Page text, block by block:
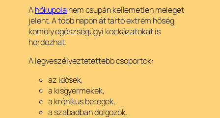
Ahőkupola nem csupán kellemetlen meleget
jelent. A több napon át tartó extrém hőség
komoly egészségügyi kockázatokat is
hordozhat.
A legveszélyeztetettebb csoportok:
az idősek,
a kisgyermekek,
a krónikus betegek,
a szabadban dolgozók.